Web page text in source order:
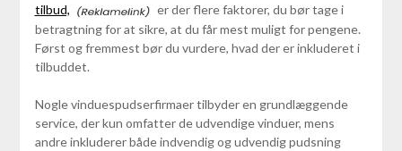
tilbud,
er der flere faktorer, du bør tage i
betragtning for at sikre, at du får mest muligt for pengene.
Først og fremmest bør du vurdere, hvad der er inkluderet i
tilbuddet.
Nogle vinduespudserfirmaer tilbyder en grundlæggende
service, der kun omfatter de udvendige vinduer, mens
andre inkluderer både indvendig og udvendig pudsning